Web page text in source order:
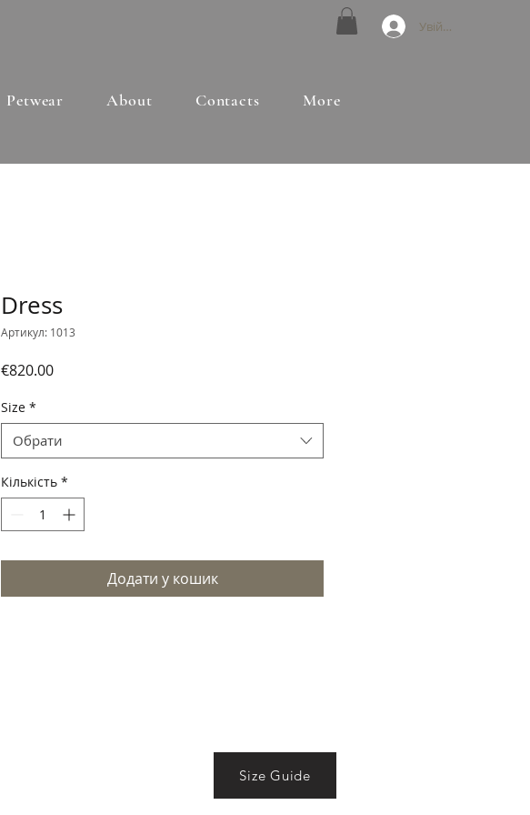
Увійти
Petwear About Contacts More
Dress
Артикул: 1013
€820.00Ціна
Size *
Обрати
Кількість *
Додати у кошик
Size Guide